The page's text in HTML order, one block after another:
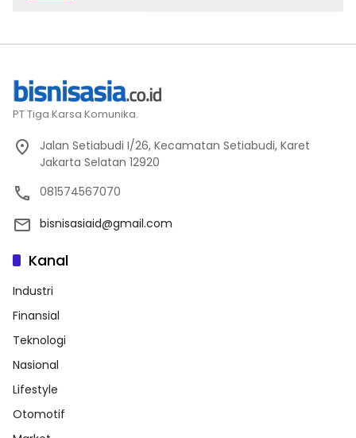
PT Tiga Karsa Komunika.
Jalan Setiabudi I/26, Kecamatan Setiabudi, Karet
Jakarta Selatan 12920
081574567070
bisnisasiaid@gmail.com
Kanal
Industri
Finansial
Teknologi
Nasional
Lifestyle
Otomotif